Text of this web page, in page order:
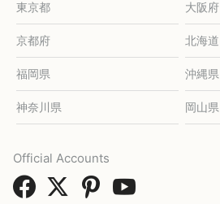
東京都 大阪府
京都府 北海道
福岡県 沖縄県
神奈川県 岡山県
Official Accounts